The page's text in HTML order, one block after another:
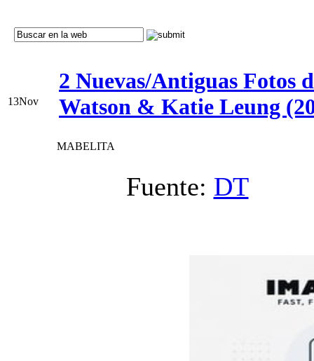
13Nov
2 Nuevas/Antiguas Fotos
Watson & Katie Leung
MABELITA
Fuente: DT